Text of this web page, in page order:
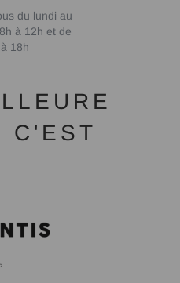
du lundi au
à 12h et de
18h
C'EST